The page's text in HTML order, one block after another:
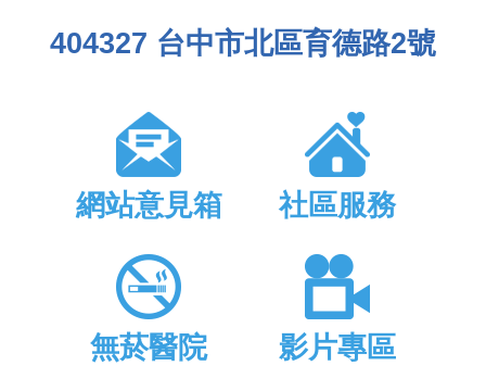
404327 台中市北區育德路2號
網站意見箱 社區服務
無菸醫院 影片專區